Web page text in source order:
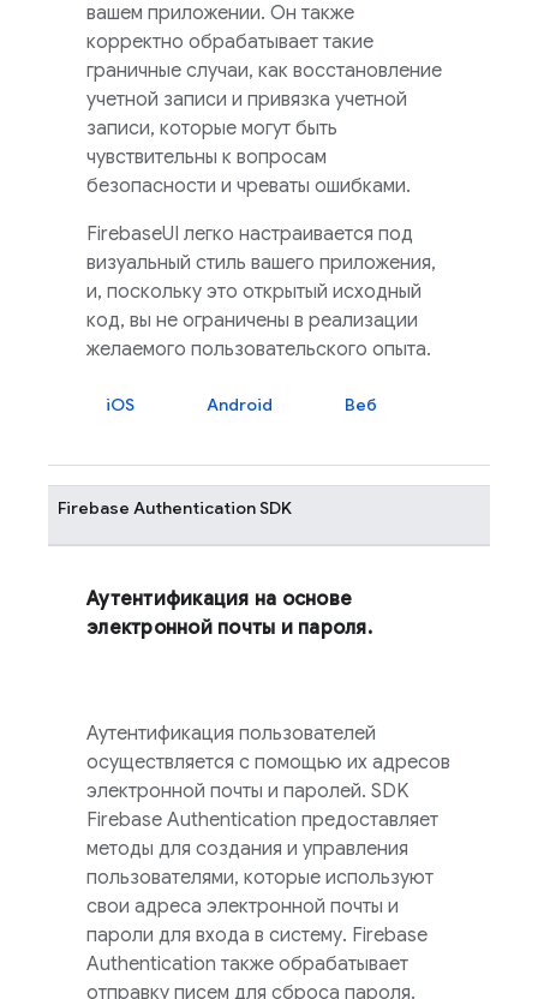
вашем приложении. Он также
корректно обрабатывает такие
граничные случаи, как восстановление
учетной записи и привязка учетной
записи, которые могут быть
чувствительны к вопросам
безопасности и чреваты ошибками.
FirebaseUI легко настраивается под
визуальный стиль вашего приложения,
и, поскольку это открытый исходный
код, вы не ограничены в реализации
желаемого пользовательского опыта.
iOS Android Веб
Firebase AuthenticationSDK
Аутентификация на основе
электронной почты и пароля.
Аутентификация пользователей
осуществляется с помощью их адресов
электронной почты и паролей. SDK
Firebase Authentication предоставляет
методы для создания и управления
пользователями, которые используют
свои адреса электронной почты и
пароли для входа в систему. Firebase
Authentication также обрабатывает
отправку писем для сброса пароля.